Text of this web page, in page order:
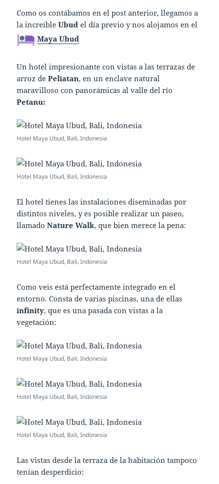
Como os contábamos en el post anterior, llegamos a
la increíbleUbud el día previo y nos alojamos en el
Maya Ubud
Un hotel impresionante con vistas a las terrazas de
arroz dePeliatan, en un enclave natural
maravilloso con panorámicas al valle del río
Petanu:
Hotel Maya Ubud, Bali, Indonesia
Hotel Maya Ubud, Bali, Indonesia
El hotel tienes las instalaciones diseminadas por
distintos niveles, y es posible realizar un paseo,
llamadoNature Walk, que bien merece la pena:
Hotel Maya Ubud, Bali, Indonesia
Como veis está perfectamente integrado en el
entorno. Consta de varias piscinas, una de ellas
infinity, que es una pasada con vistas a la
vegetación:
Hotel Maya Ubud, Bali, Indonesia
Hotel Maya Ubud, Bali, Indonesia
Hotel Maya Ubud, Bali, Indonesia
Las vistas desde la terraza de la habitación tampoco
tenían desperdicio: